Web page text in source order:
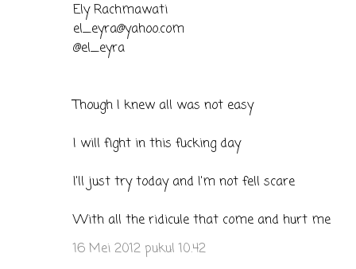
Ely Rachmawati
el_eyra@yahoo.com
@el_eyra
Though I knew all was not easy
I will fight in this fucking day
I'll just try today and I'm not fell scare
With all the ridicule that come and hurt me
16 Mei 2012 pukul 10.42